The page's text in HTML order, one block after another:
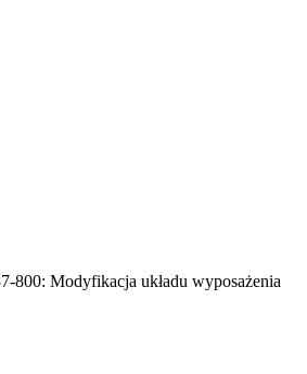
800: Modyfikacja układu wyposażenia